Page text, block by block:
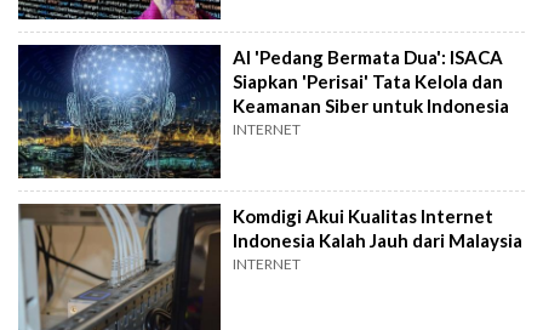
AI 'Pedang Bermata Dua': ISACA
Siapkan 'Perisai' Tata Kelola dan
Keamanan Siber untuk Indonesia
INTERNET
Komdigi Akui Kualitas Internet
Indonesia Kalah Jauh dari Malaysia
INTERNET